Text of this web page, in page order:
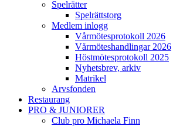
Spelrätter
Spelrättstorg
Medlem inlogg
Vårmötesprotokoll 2026
Vårmöteshandlingar 2026
Höstmötesprotokoll 2025
Nyhetsbrev, arkiv
Matrikel
Arvsfonden
Restaurang
PRO & JUNIORER
Club pro Michaela Finn